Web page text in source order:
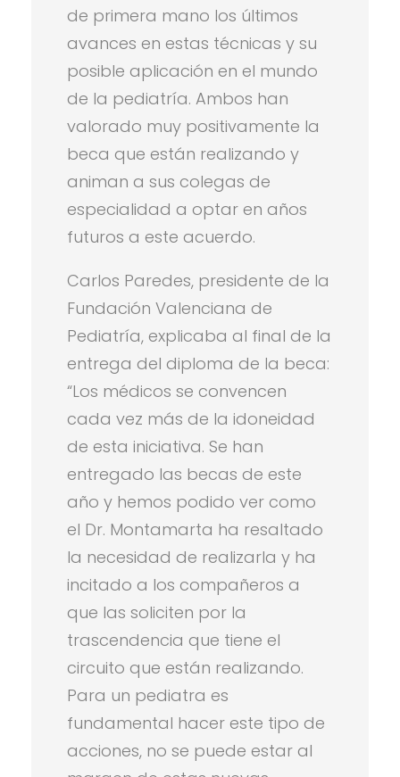
de primera mano los últimos
avances en estas técnicas y su
posible aplicación en el mundo
de la pediatría. Ambos han
valorado muy positivamente la
beca que están realizando y
animan a sus colegas de
especialidad a optar en años
futuros a este acuerdo.
Carlos Paredes, presidente de la
Fundación Valenciana de
Pediatría, explicaba al final de la
entrega del diploma de la beca:
“Los médicos se convencen
cada vez más de la idoneidad
de esta iniciativa. Se han
entregado las becas de este
año y hemos podido ver como
el Dr. Montamarta ha resaltado
la necesidad de realizarla y ha
incitado a los compañeros a
que las soliciten por la
trascendencia que tiene el
circuito que están realizando.
Para un pediatra es
fundamental hacer este tipo de
acciones, no se puede estar al